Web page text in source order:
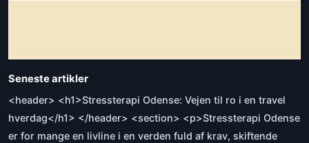
Seneste artikler
<header> <h1>Stressterapi Odense: Vejen til ro i en travel
hverdag</h1> </header> <section> <p>Stressterapi Odense
er for mange en livline i en verden fuld af krav, skiftende